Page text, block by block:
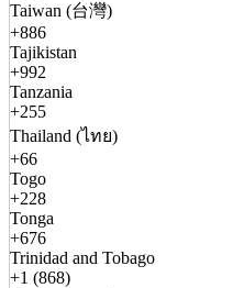
Taiwan (台灣)
+886
Tajikistan
+992
Tanzania
+255
Thailand (ไทย)
+66
Togo
+228
Tonga
+676
Trinidad and Tobago
+1 (868)